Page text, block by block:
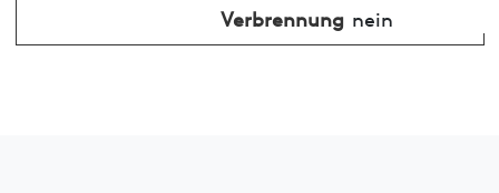
Verbrennung nein